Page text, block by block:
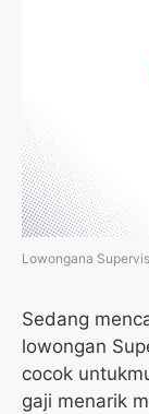
Lowongana
Sedang
lowongan
cocok
gaji menarik